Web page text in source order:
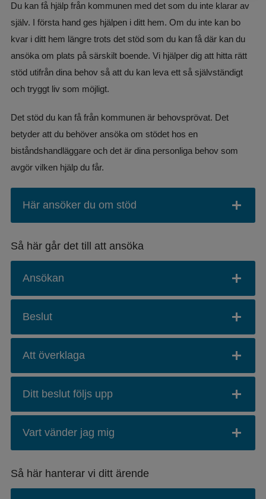
Du kan få hjälp från kommunen med det som du inte klarar av
själv. I första hand ges hjälpen i ditt hem. Om du inte kan bo
kvar i ditt hem längre trots det stöd som du kan få där kan du
ansöka om plats på särskilt boende. Vi hjälper dig att hitta rätt
stöd utifrån dina behov så att du kan leva ett så självständigt
och tryggt liv som möjligt.
Det stöd du kan få från kommunen är behovsprövat. Det
betyder att du behöver ansöka om stödet hos en
biståndshandläggare och det är dina personliga behov som
avgör vilken hjälp du får.
Här ansöker du om stöd
Så här går det till att ansöka
Ansökan
Beslut
Att överklaga
Ditt beslut följs upp
Vart vänder jag mig
Så här hanterar vi ditt ärende